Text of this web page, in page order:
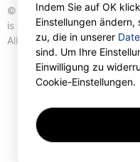
© Gettransport International
is trademark of
All rights reserved.
Indem Sie auf OK
Einstellungen
zu, die in unserer
sind. Um Ihre
Einwilligung zu
Cookie-Einstellungen.